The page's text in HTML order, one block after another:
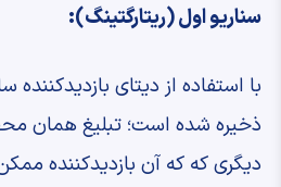
سناریو اول (ریتارگتینگ):
با استفاده از دیتای
ذخیره شده است؛ تبلیغ همان
دیگری که که آن بازدیدکننده